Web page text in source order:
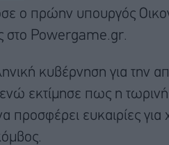
ο πρώην υπουργός
στο Powergame.gr.
κυβέρνηση για την
εκτίμησε πως η τωρινή
προσφέρει ευκαιρίες